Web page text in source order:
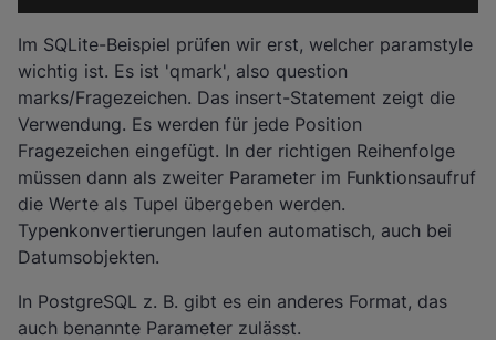
Im SQLite-Beispiel prüfen wir erst, welcher paramstyle
wichtig ist. Es ist 'qmark', also question
marks/Fragezeichen. Das insert-Statement zeigt die
Verwendung. Es werden für jede Position
Fragezeichen eingefügt. In der richtigen Reihenfolge
müssen dann als zweiter Parameter im Funktionsaufruf
die Werte als Tupel übergeben werden.
Typenkonvertierungen laufen automatisch, auch bei
Datumsobjekten.
In PostgreSQL z. B. gibt es ein anderes Format, das
auch benannte Parameter zulässt.